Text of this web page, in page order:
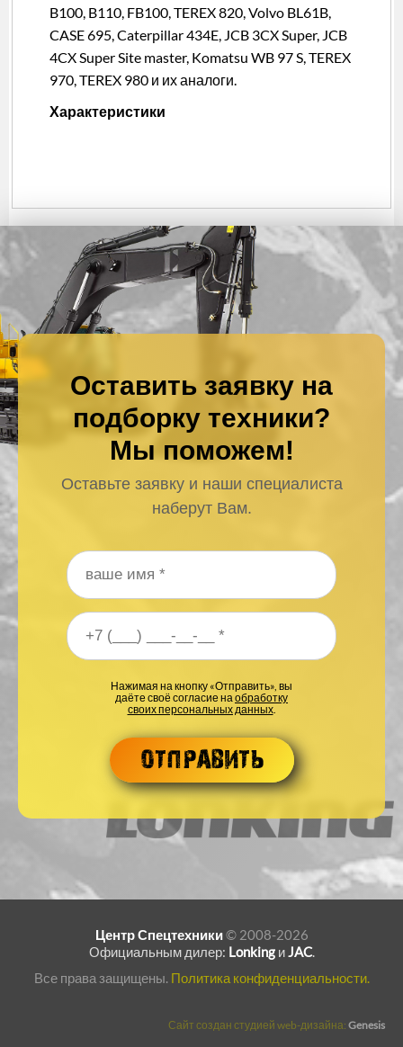
B100, B110, FB100, TEREX 820, Volvo BL61B,
CASE 695, Caterpillar 434E, JCB 3CX Super, JCB
4CX Super Site master, Komatsu WB 97 S, TEREX
970, TEREX 980 и их аналоги.
Характеристики
Оставить заявку на
подборку техники?
Мы поможем!
Оставьте заявку и наши специалиста
наберут Вам.
Ваше имя*
Ваш номер телефона*
Нажимая на кнопку «Отправить», вы
даёте своё согласие наобработку
своих персональных данных.
Центр Спецтехники© 2008-2026
Официальным дилер: LonkingиJAC.
Все права защищены. Политика конфиденциальности.
Сайт создан студией web-дизайна: Genesis